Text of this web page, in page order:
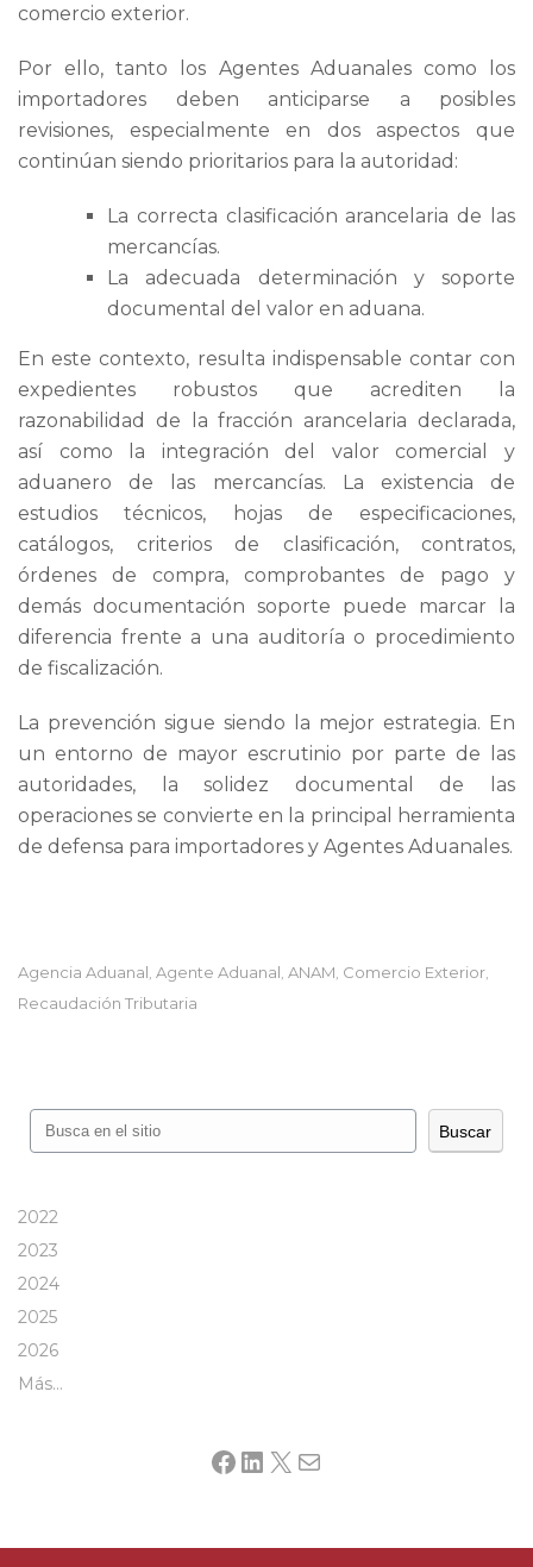
comercio exterior.
Por ello, tanto los Agentes Aduanales como los
importadores deben anticiparse a posibles
revisiones, especialmente en dos aspectos que
continúan siendo prioritarios para la autoridad:
La correcta clasificación arancelaria de las
mercancías.
La adecuada determinación y soporte
documental del valor en aduana.
En este contexto, resulta indispensable contar con
expedientes robustos que acrediten la
razonabilidad de la fracción arancelaria declarada,
así como la integración del valor comercial y
aduanero de las mercancías. La existencia de
estudios técnicos, hojas de especificaciones,
catálogos, criterios de clasificación, contratos,
órdenes de compra, comprobantes de pago y
demás documentación soporte puede marcar la
diferencia frente a una auditoría o procedimiento
de fiscalización.
La prevención sigue siendo la mejor estrategia. En
un entorno de mayor escrutinio por parte de las
autoridades, la solidez documental de las
operaciones se convierte en la principal herramienta
de defensa para importadores y Agentes Aduanales.
Agencia Aduanal, Agente Aduanal, ANAM, Comercio Exterior,
Recaudación Tributaria
Buscar Buscar
2022
2023
2024
2025
2026
Más…
Facebook
LinkedIn
X Mail